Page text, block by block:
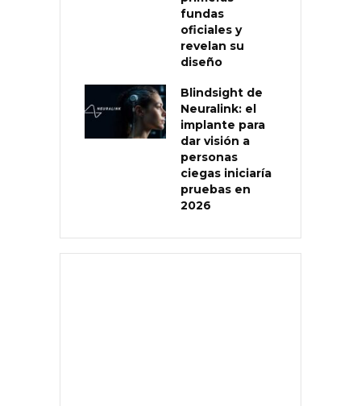
fundas
oficiales y
revelan su
diseño
Blindsight de
Neuralink: el
implante para
dar visión a
personas
ciegas iniciaría
pruebas en
2026